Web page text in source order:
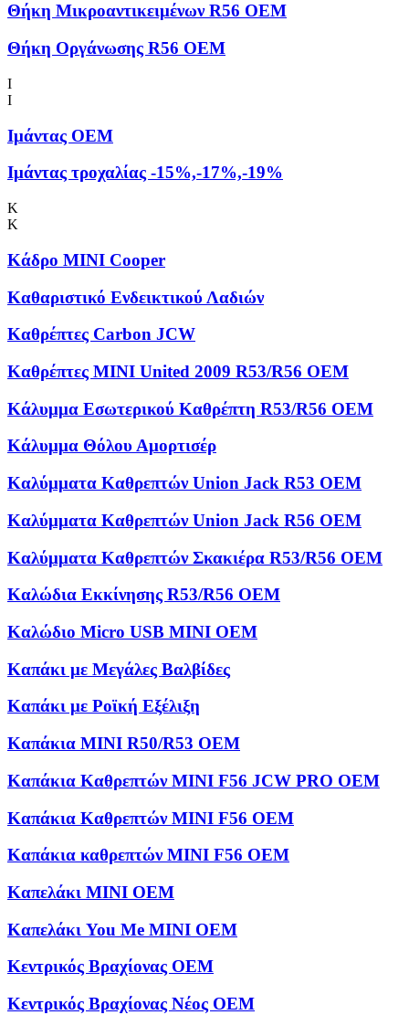
Θήκη Μικροαντικειμένων R56 OEM
Θήκη Οργάνωσης R56 OEM
Ι
Ι
Ιμάντας OEM
Ιμάντας τροχαλίας -15%,-17%,-19%
Κ
Κ
Κάδρο MINI Cooper
Καθαριστικό Ενδεικτικού Λαδιών
Καθρέπτες Carbon JCW
Καθρέπτες MINI United 2009 R53/R56 OEM
Κάλυμμα Εσωτερικού Καθρέπτη R53/R56 OEM
Κάλυμμα Θόλου Αμορτισέρ
Καλύμματα Kαθρεπτών Union Jack R53 OEM
Καλύμματα Καθρεπτών Union Jack R56 OEM
Καλύμματα Καθρεπτών Σκακιέρα R53/R56 OEM
Καλώδια Εκκίνησης R53/R56 OEM
Καλώδιο Micro USB MINI OEM
Καπάκι με Μεγάλες Βαλβίδες
Καπάκι με Ροϊκή Εξέλιξη
Καπάκια MINI R50/R53 OEM
Καπάκια Καθρεπτών MINI F56 JCW PRO OEM
Καπάκια Καθρεπτών MINI F56 OEM
Καπάκια καθρεπτών MINI F56 OEM
Καπελάκι MINI OEM
Καπελάκι You Me MINI OEM
Κεντρικός Βραχίονας OEM
Κεντρικός Βραχίονας Νέος OEM